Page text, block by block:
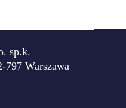
sp.k.
Warszawa